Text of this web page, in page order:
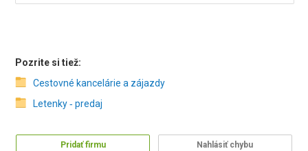
Pozrite si tiež:
Cestovné kancelárie a zájazdy
Letenky ‑ predaj
Pridať firmu Nahlásiť chybu